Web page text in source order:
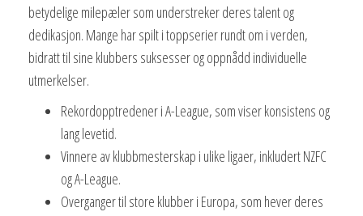
betydelige milepæler som understreker deres talent og
dedikasjon. Mange har spilt i toppserier rundt om i verden,
bidratt til sine klubbers suksesser og oppnådd individuelle
utmerkelser.
Rekordopptredener i A-League, som viser konsistens og
lang levetid.
Vinnere av klubbmesterskap i ulike ligaer, inkludert NZFC
og A-League.
Overganger til store klubber i Europa, som hever deres